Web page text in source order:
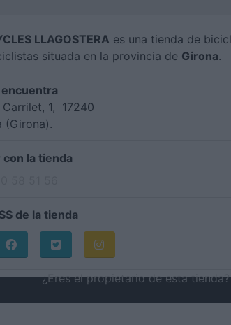
LLAGOSTERA es una tienda de
situada en la provincia de Girona.
1, 17240
(Girona).
la tienda
de la tienda
¿Eres el propietario de esta